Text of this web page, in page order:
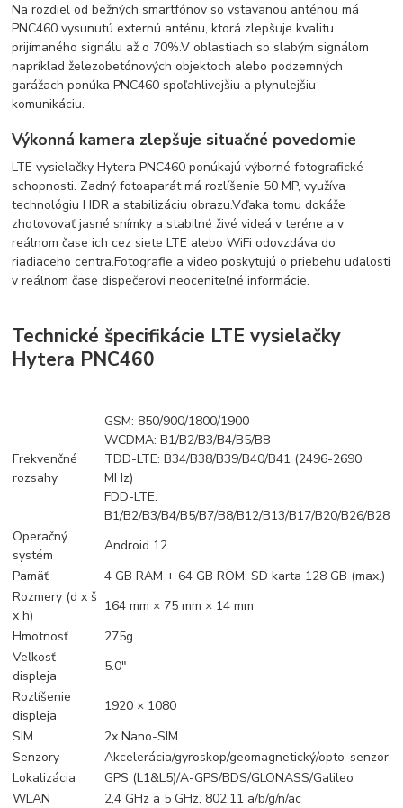
Na rozdiel od bežných smartfónov so vstavanou anténou má
PNC460 vysunutú externú anténu, ktorá zlepšuje kvalitu
prijímaného signálu až o 70%.V oblastiach so slabým signálom
napríklad železobetónových objektoch alebo podzemných
garážach ponúka PNC460 spoľahlivejšiu a plynulejšiu
komunikáciu.
Výkonná kamera zlepšuje situačné povedomie
LTE vysielačky Hytera PNC460 ponúkajú výborné fotografické
schopnosti. Zadný fotoaparát má rozlíšenie 50 MP, využíva
technológiu HDR a stabilizáciu obrazu.Vďaka tomu dokáže
zhotovovať jasné snímky a stabilné živé videá v teréne a v
reálnom čase ich cez siete LTE alebo WiFi odovzdáva do
riadiaceho centra.Fotografie a video poskytujú o priebehu udalosti
v reálnom čase dispečerovi neoceniteľné informácie.
Technické špecifikácie LTE vysielačky
Hytera PNC460
Frekvenčné
rozsahy
GSM: 850/900/1800/1900
WCDMA: B1/B2/B3/B4/B5/B8
TDD-LTE: B34/B38/B39/B40/B41 (2496-2690
MHz)
FDD-LTE:
B1/B2/B3/B4/B5/B7/B8/B12/B13/B17/B20/B26/B28
Operačný
systém
Android 12
Pamäť
4 GB RAM + 64 GB ROM, SD karta 128 GB (max.)
Rozmery (d x š
x h)
164 mm × 75 mm × 14 mm
Hmotnosť
275g
Veľkosť
displeja
5.0″
Rozlíšenie
displeja
1920 × 1080
SIM
2x Nano-SIM
Senzory
Akcelerácia/gyroskop/geomagnetický/opto-senzor
Lokalizácia
GPS (L1&L5)/A-GPS/BDS/GLONASS/Galileo
WLAN
2,4 GHz a 5 GHz, 802.11 a/b/g/n/ac